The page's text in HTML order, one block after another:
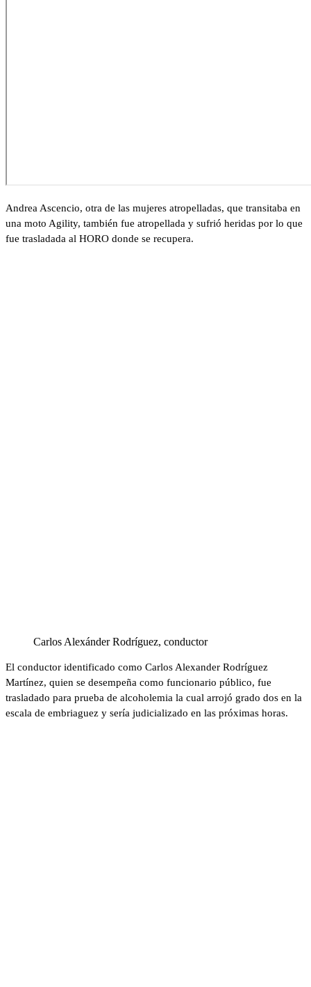
Andrea Ascencio, otra de las mujeres atropelladas, que transitaba en
una moto Agility, también fue atropellada y sufrió heridas por lo que
fue trasladada al HORO donde se recupera.
Carlos Alexánder Rodríguez, conductor
El conductor identificado como Carlos Alexander Rodríguez
Martínez, quien se desempeña como funcionario público, fue
trasladado para prueba de alcoholemia la cual arrojó grado dos en la
escala de embriaguez y sería judicializado en las próximas horas.